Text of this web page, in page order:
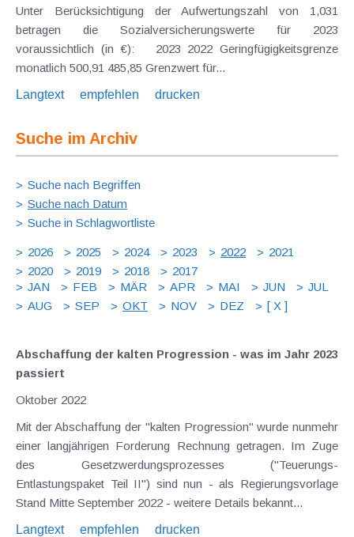
Unter Berücksichtigung der Aufwertungszahl von 1,031
betragen die Sozialversicherungswerte für 2023
voraussichtlich (in €): 2023 2022 Geringfügigkeitsgrenze
monatlich 500,91 485,85 Grenzwert für...
Langtext
empfehlen drucken
Suche im Archiv
Suche nach Begriffen
Suche nach Datum
Suche in Schlagwortliste
2026 2025 2024 2023 2022
2021
2020
2019 2018
2017
JAN
FEB MÄR APR MAI JUN
JUL
AUG
SEP OKT NOV DEZ [ X ]
Abschaffung der kalten Progression - was im Jahr 2023
passiert
Oktober 2022
Mit der Abschaffung der "kalten Progression" wurde nunmehr
einer langjährigen Forderung Rechnung getragen. Im Zuge
des Gesetzwerdungsprozesses ("Teuerungs-
Entlastungspaket Teil II") sind nun - als Regierungsvorlage
Stand Mitte September 2022 - weitere Details bekannt...
Langtext
empfehlen drucken